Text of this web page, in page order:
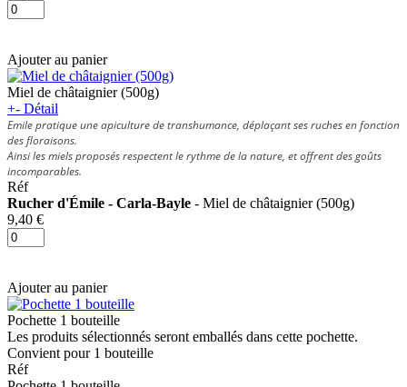
Ajouter au panier
Miel de châtaignier (500g)
+- Détail
Emile pratique une apiculture de transhumance, déplaçant ses ruches en fonction
des floraisons.
Ainsi les miels proposés respectent le rythme de la nature, et offrent des goûts
incomparables.
Réf
Rucher d'Émile - Carla-Bayle - Miel de châtaignier (500g)
9,40 €
Ajouter au panier
Pochette 1 bouteille
Les produits sélectionnés seront emballés dans cette pochette.
Convient pour 1 bouteille
Réf